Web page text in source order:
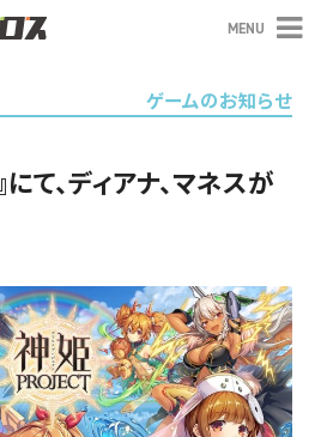
MENU
ゲームのお知らせ
て、ディアナ、マネスが